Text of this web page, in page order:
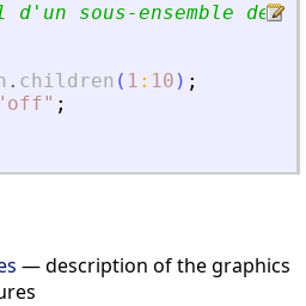
d ' un sous-ensemble de
. children ( 1 : 10 ) ;
off" ;
— description of the graphics